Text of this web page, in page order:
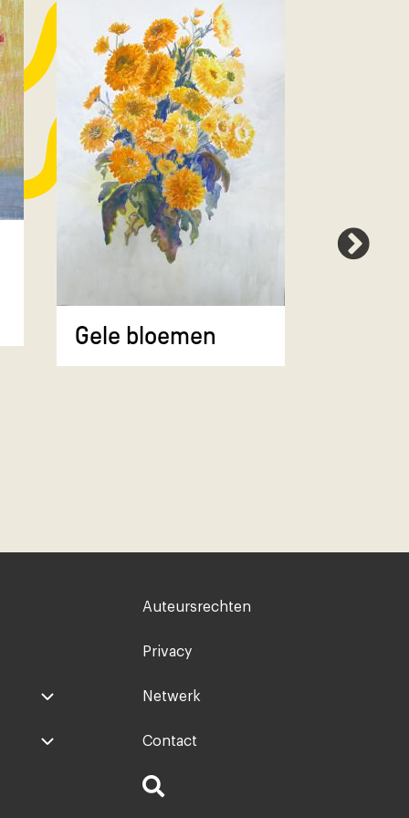
Gele bloemen
in
Voet
Auteursrechten
Privacy
Netwerk
Contact